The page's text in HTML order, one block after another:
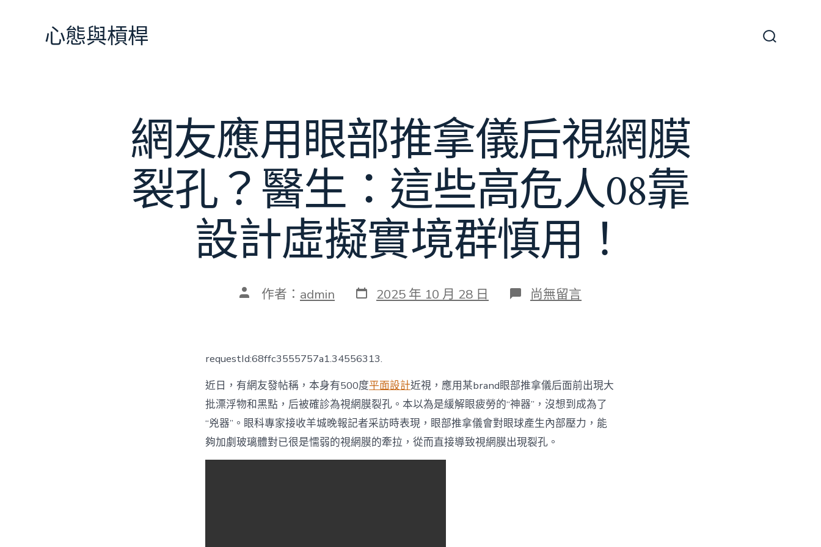
心態與槓桿
網友應用眼部推拿儀后視網膜
裂孔？醫生：這些高危人08靠
設計虛擬實境群慎用！
文 作者： admin 發
表
2025 年 10 月 28 日 在
〈網
推
拿
儀
后
視
網
膜
尚無留言
requestId:68ffc3555757a1.34556313.
近日，有網友發帖稱，本身有500度平面設計近視，應用某brand眼部推拿儀后面前出現大
批漂浮物和黑點，后被確診為視網膜裂孔。本以為是緩解眼疲勞的“神器”，沒想到成為了
“兇器”。眼科專家接收羊城晚報記者采訪時表現，眼部推拿儀會對眼球產生內部壓力，能
夠加劇玻璃體對已很是懦弱的視網膜的牽拉，從而直接導致視網膜出現裂孔。